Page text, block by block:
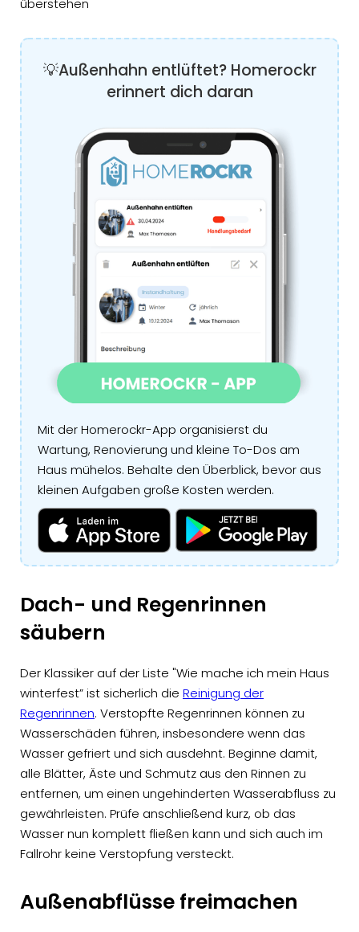
überstehen
💡Außenhahn entlüftet? Homerockr
erinnert dich daran
Mit der Homerockr-App organisierst du
Wartung, Renovierung und kleine To-Dos am
Haus mühelos. Behalte den Überblick, bevor aus
kleinen Aufgaben große Kosten werden.
Dach- und Regenrinnen
säubern
Der Klassiker auf der Liste "Wie mache ich mein Haus
winterfest” ist sicherlich die Reinigung der
Regenrinnen. Verstopfte Regenrinnen können zu
Wasserschäden führen, insbesondere wenn das
Wasser gefriert und sich ausdehnt. Beginne damit,
alle Blätter, Äste und Schmutz aus den Rinnen zu
entfernen, um einen ungehinderten Wasserabfluss zu
gewährleisten. Prüfe anschließend kurz, ob das
Wasser nun komplett fließen kann und sich auch im
Fallrohr keine Verstopfung versteckt.
Außenabflüsse freimachen